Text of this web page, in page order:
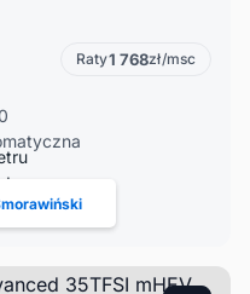
Raty1 768zł/msc